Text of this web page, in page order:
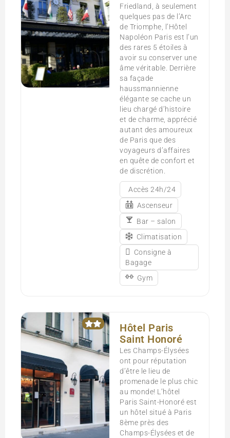
Friedland, à seulement
quelques pas de l’Arc
de Triomphe, l’Hôtel
Napoléon Paris est l’un
des rares 5 étoiles à
avoir su conserver une
âme véritable. Derrière
sa façade
haussmannienne
élégante se cache un
lieu chargé d’histoire
et de charme, apprécié
autant des amoureux
de Paris que des
voyageurs d’affaires
en quête de confort et
de discrétion.
Accès 24h/24
Ascenseur
Bar – salon
Climatisation
Consigne à
Bagage
Gym
Hôtel Paris
Saint Honoré
Les Champs-Élysées
ont pour réputation
d’être le lieu de
promenade le plus chic
au monde! L’hôtel
Paris Saint-Honoré est
un hôtel situé à Paris
8ème près des
Champs-Élysées et de